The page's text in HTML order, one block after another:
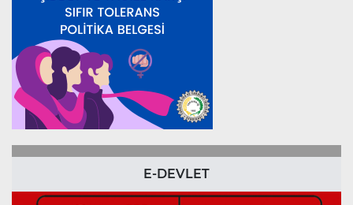
E-DEVLET